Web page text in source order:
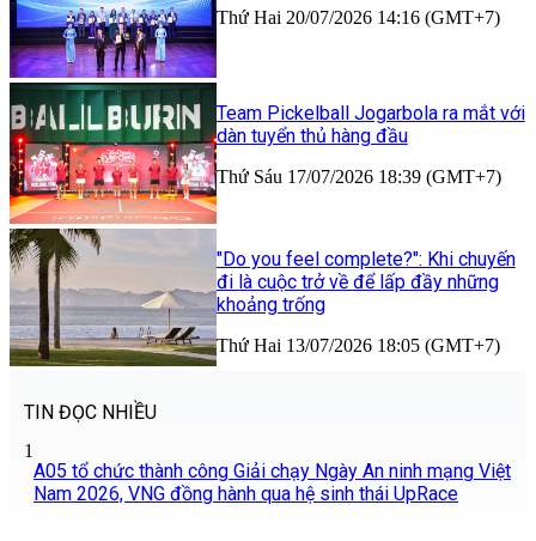
Thứ Hai 20/07/2026 14:16 (GMT+7)
Team Pickelball Jogarbola ra mắt với
dàn tuyển thủ hàng đầu
Thứ Sáu 17/07/2026 18:39 (GMT+7)
"Do you feel complete?": Khi chuyến
đi là cuộc trở về để lấp đầy những
khoảng trống
Thứ Hai 13/07/2026 18:05 (GMT+7)
TIN ĐỌC NHIỀU
1
A05 tổ chức thành công Giải chạy Ngày An ninh mạng Việt
Nam 2026, VNG đồng hành qua hệ sinh thái UpRace